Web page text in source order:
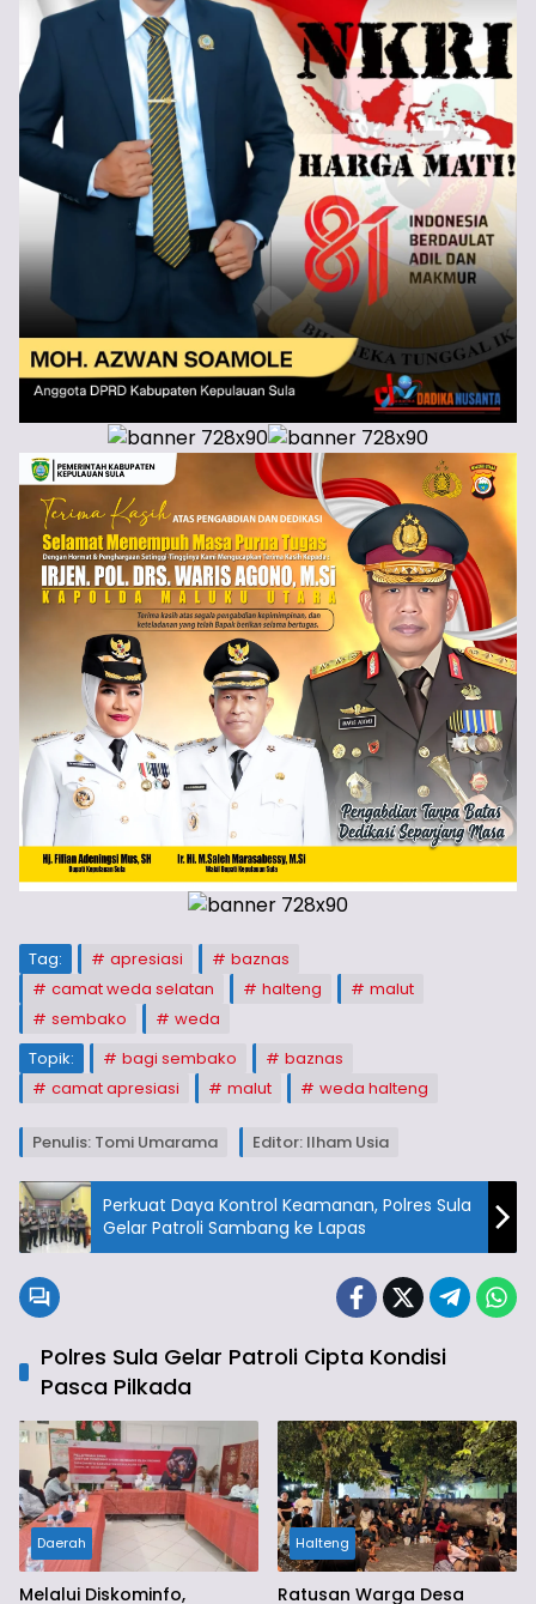
Tag: apresiasi
baznas
camat weda selatan
halteng
malut
sembako
weda
Topik:
bagi sembako
baznas
camat apresiasi
malut weda halteng
Penulis: Tomi Umarama Editor: Ilham Usia
Perkuat Daya Kontrol Keamanan, Polres Sula
Gelar Patroli Sambang ke Lapas
Polres Sula Gelar Patroli Cipta Kondisi
Pasca Pilkada
Daerah
Melalui Diskominfo,
Halteng
Ratusan Warga Desa